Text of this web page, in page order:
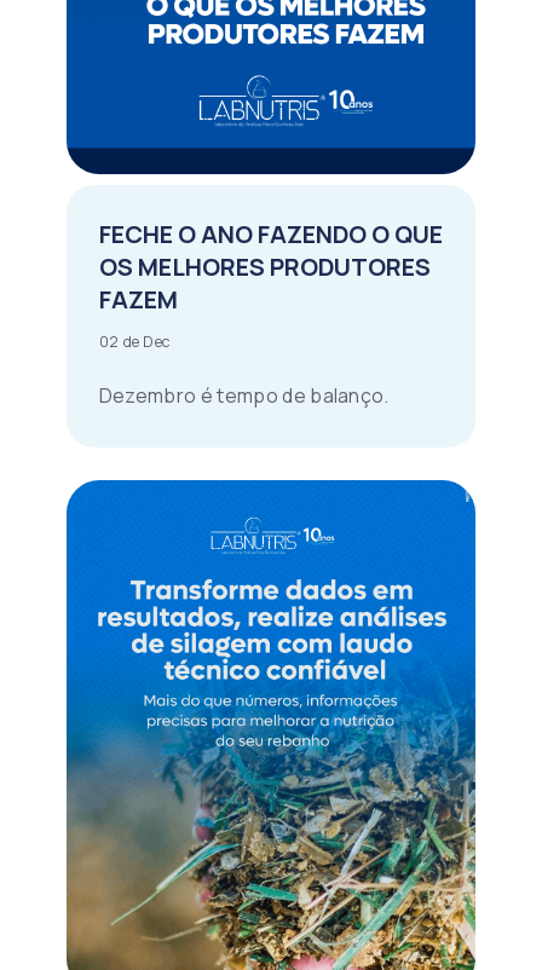
FECHE O ANO FAZENDO O QUE
OS MELHORES PRODUTORES
FAZEM
02 de Dec
Dezembro é tempo de balanço.